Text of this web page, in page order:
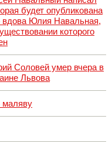
будет опубликована
вдова Юлия Навальная,
которого
Соловей умер вчера в
Львова
маляву